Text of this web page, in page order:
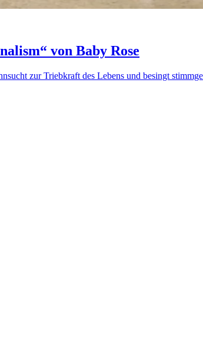
von Baby Rose
zur Triebkraft des Lebens und besingt